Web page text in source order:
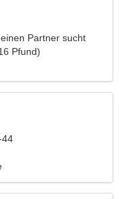
Partner sucht
Pfund)
44